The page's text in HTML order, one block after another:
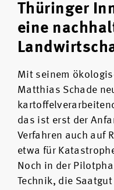
Thüringer
eine
Mit seinem
Matthias Schade
das ist erst der
Verfahren auch auf
etwa für
Noch in der
Technik, die